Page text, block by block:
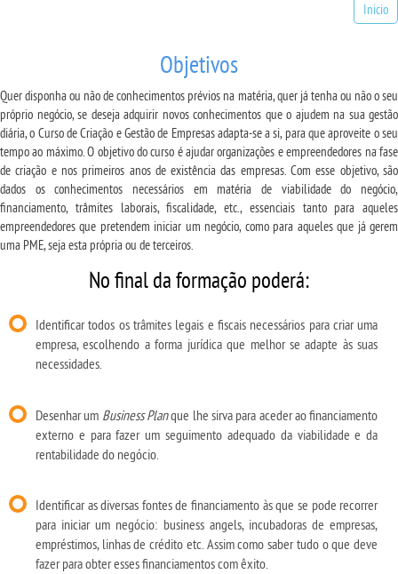
Inicio
Objetivos
Quer disponha ou não de conhecimentos prévios na matéria, quer já tenha ou não o seu
próprio negócio, se deseja adquirir novos conhecimentos que o ajudem na sua gestão
diária, o Curso de Criação e Gestão de Empresas adapta-se a si, para que aproveite o seu
tempo ao máximo. O objetivo do curso é ajudar organizações e empreendedores na fase
de criação e nos primeiros anos de existência das empresas. Com esse objetivo, são
dados os conhecimentos necessários em matéria de viabilidade do negócio,
financiamento, trâmites laborais, fiscalidade, etc., essenciais tanto para aqueles
empreendedores que pretendem iniciar um negócio, como para aqueles que já gerem
uma PME, seja esta própria ou de terceiros.
No final da formação poderá:
Identificar todos os trâmites legais e fiscais necessários para criar uma
empresa, escolhendo a forma jurídica que melhor se adapte às suas
necessidades.
Desenhar um Business Planque lhe sirva para aceder ao financiamento
externo e para fazer um seguimento adequado da viabilidade e da
rentabilidade do negócio.
Identificar as diversas fontes de financiamento às que se pode recorrer
para iniciar um negócio: business angels, incubadoras de empresas,
empréstimos, linhas de crédito etc. Assim como saber tudo o que deve
fazer para obter esses financiamentos com êxito.